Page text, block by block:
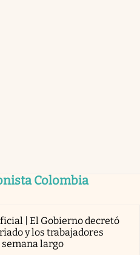
Colombia
| El Gobierno decretó
y los trabajadores
largo